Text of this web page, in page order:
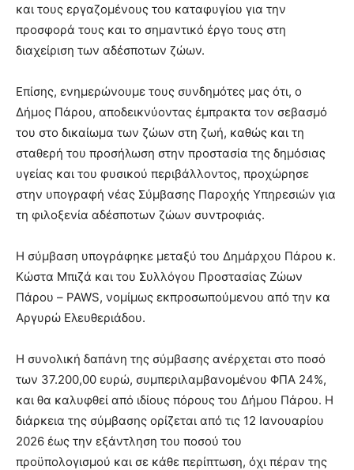
και τους εργαζομένους του καταφυγίου για την
προσφορά τους και το σημαντικό έργο τους στη
διαχείριση των αδέσποτων ζώων.
Επίσης, ενημερώνουμε τους συνδημότες μας ότι, ο
Δήμος Πάρου, αποδεικνύοντας έμπρακτα τον σεβασμό
του στο δικαίωμα των ζώων στη ζωή, καθώς και τη
σταθερή του προσήλωση στην προστασία της δημόσιας
υγείας και του φυσικού περιβάλλοντος, προχώρησε
στην υπογραφή νέας Σύμβασης Παροχής Υπηρεσιών για
τη φιλοξενία αδέσποτων ζώων συντροφιάς.
Η σύμβαση υπογράφηκε μεταξύ του Δημάρχου Πάρου κ.
Κώστα Μπιζά και του Συλλόγου Προστασίας Ζώων
Πάρου – PAWS, νομίμως εκπροσωπούμενου από την κα
Αργυρώ Ελευθεριάδου.
Η συνολική δαπάνη της σύμβασης ανέρχεται στο ποσό
των 37.200,00 ευρώ, συμπεριλαμβανομένου ΦΠΑ 24%,
και θα καλυφθεί από ιδίους πόρους του Δήμου Πάρου. Η
διάρκεια της σύμβασης ορίζεται από τις 12 Ιανουαρίου
2026 έως την εξάντληση του ποσού του
προϋπολογισμού και σε κάθε περίπτωση, όχι πέραν της